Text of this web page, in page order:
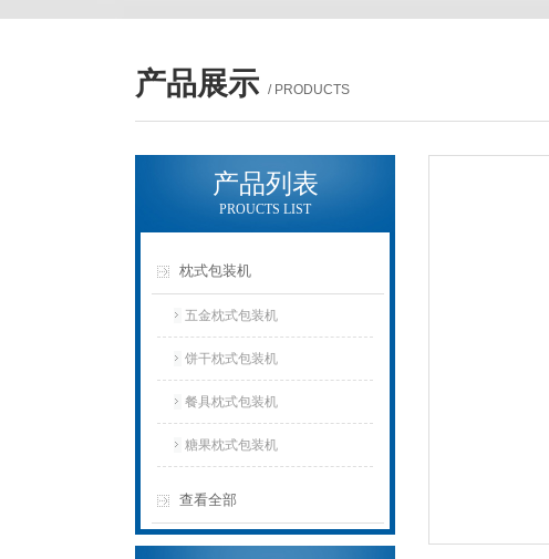
产品展示 / PRODUCTS
产品列表
PROUCTS LIST
枕式包装机
五金枕式包装机
饼干枕式包装机
餐具枕式包装机
糖果枕式包装机
查看全部